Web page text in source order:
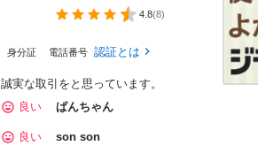
4.8(8)
身分証 電話番号 認証とは
誠実な取引をと思っています。
良い
ぱんちゃん
良い
son son